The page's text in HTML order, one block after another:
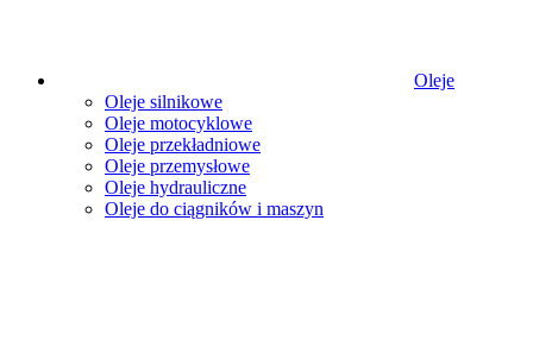
Oleje
Oleje silnikowe
Oleje motocyklowe
Oleje przekładniowe
Oleje przemysłowe
Oleje hydrauliczne
Oleje do ciągników i maszyn